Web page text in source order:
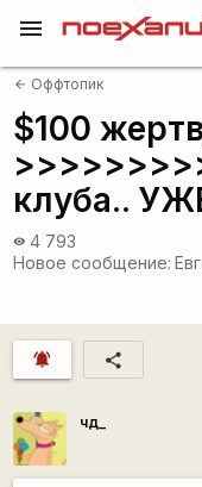
menu
arrow_back Оффтопик
$100
клуба..
visibility 4 793
Новое сообщение:
notifications_active share
чд_